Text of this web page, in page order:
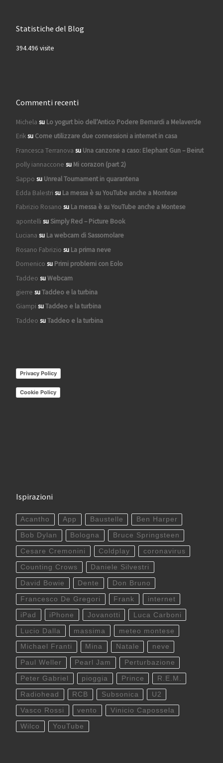
Statistiche del Blog
394.496 visite
Commenti recenti
Michela su Lo yogurt bio dell’Antico Podere Bernardi a Melaverde
Eriksu Come utilizzare due connessioni a internet in casa
Francesca Terranova su Una canzone a caso: Elephant Gun – Beirut
polly iannaccone su Mi corazon (part 2)
Sappo su Unreal Tournament in quarantena
Edda Balestri su La messa è su YouTube anche a Montese
Fabrizio Rosano su La messa è su YouTube anche a Montese
apontelli suSimply Red – Picture Book
Luciana su La webcam di Sassomolare
Rosano Fabrizio su La prima neve
Domenico su Primi problemi con Eolo
Taddeo suWebcam
gierre suTaddeo e la turbina
Giampi suTaddeo e la turbina
Taddeo suTaddeo e la turbina
Privacy Policy
Cookie Policy
Ispirazioni
Acantho App Baustelle Ben Harper
Bob Dylan Bologna Bruce Springsteen
Cesare Cremonini Coldplay coronavirus
Counting Crows Daniele Silvestri
David Bowie Dente Don Bruno
Francesco De Gregori Frank internet
iPad iPhone Jovanotti Luca Carboni
Lucio Dalla massima meteo montese
Michael Franti Mina Natale neve
Paul Weller Pearl Jam Perturbazione
Peter Gabriel pioggia Prince R.E.M.
Radiohead RCB Subsonica U2
Vasco Rossi vento Vinicio Capossela
Wilco YouTube